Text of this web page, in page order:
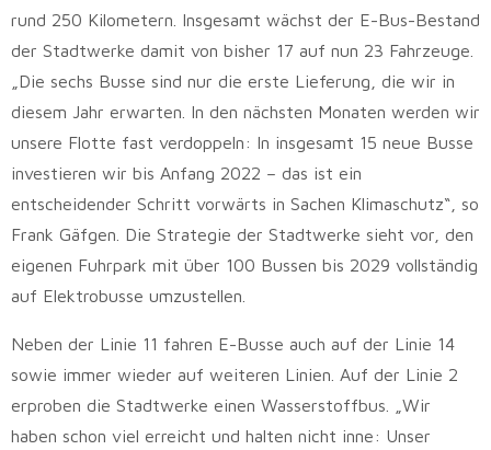
rund 250 Kilometern. Insgesamt wächst der E-Bus-Bestand
der Stadtwerke damit von bisher 17 auf nun 23 Fahrzeuge.
„Die sechs Busse sind nur die erste Lieferung, die wir in
diesem Jahr erwarten. In den nächsten Monaten werden wir
unsere Flotte fast verdoppeln: In insgesamt 15 neue Busse
investieren wir bis Anfang 2022 – das ist ein
entscheidender Schritt vorwärts in Sachen Klimaschutz“, so
Frank Gäfgen. Die Strategie der Stadtwerke sieht vor, den
eigenen Fuhrpark mit über 100 Bussen bis 2029 vollständig
auf Elektrobusse umzustellen.
Neben der Linie 11 fahren E-Busse auch auf der Linie 14
sowie immer wieder auf weiteren Linien. Auf der Linie 2
erproben die Stadtwerke einen Wasserstoffbus. „Wir
haben schon viel erreicht und halten nicht inne: Unser